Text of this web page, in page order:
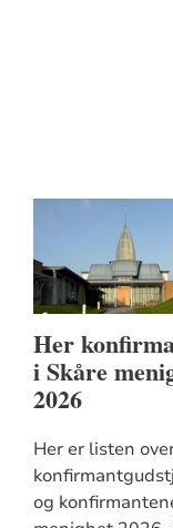
Her
i Skåre
2026
Her er listen
og